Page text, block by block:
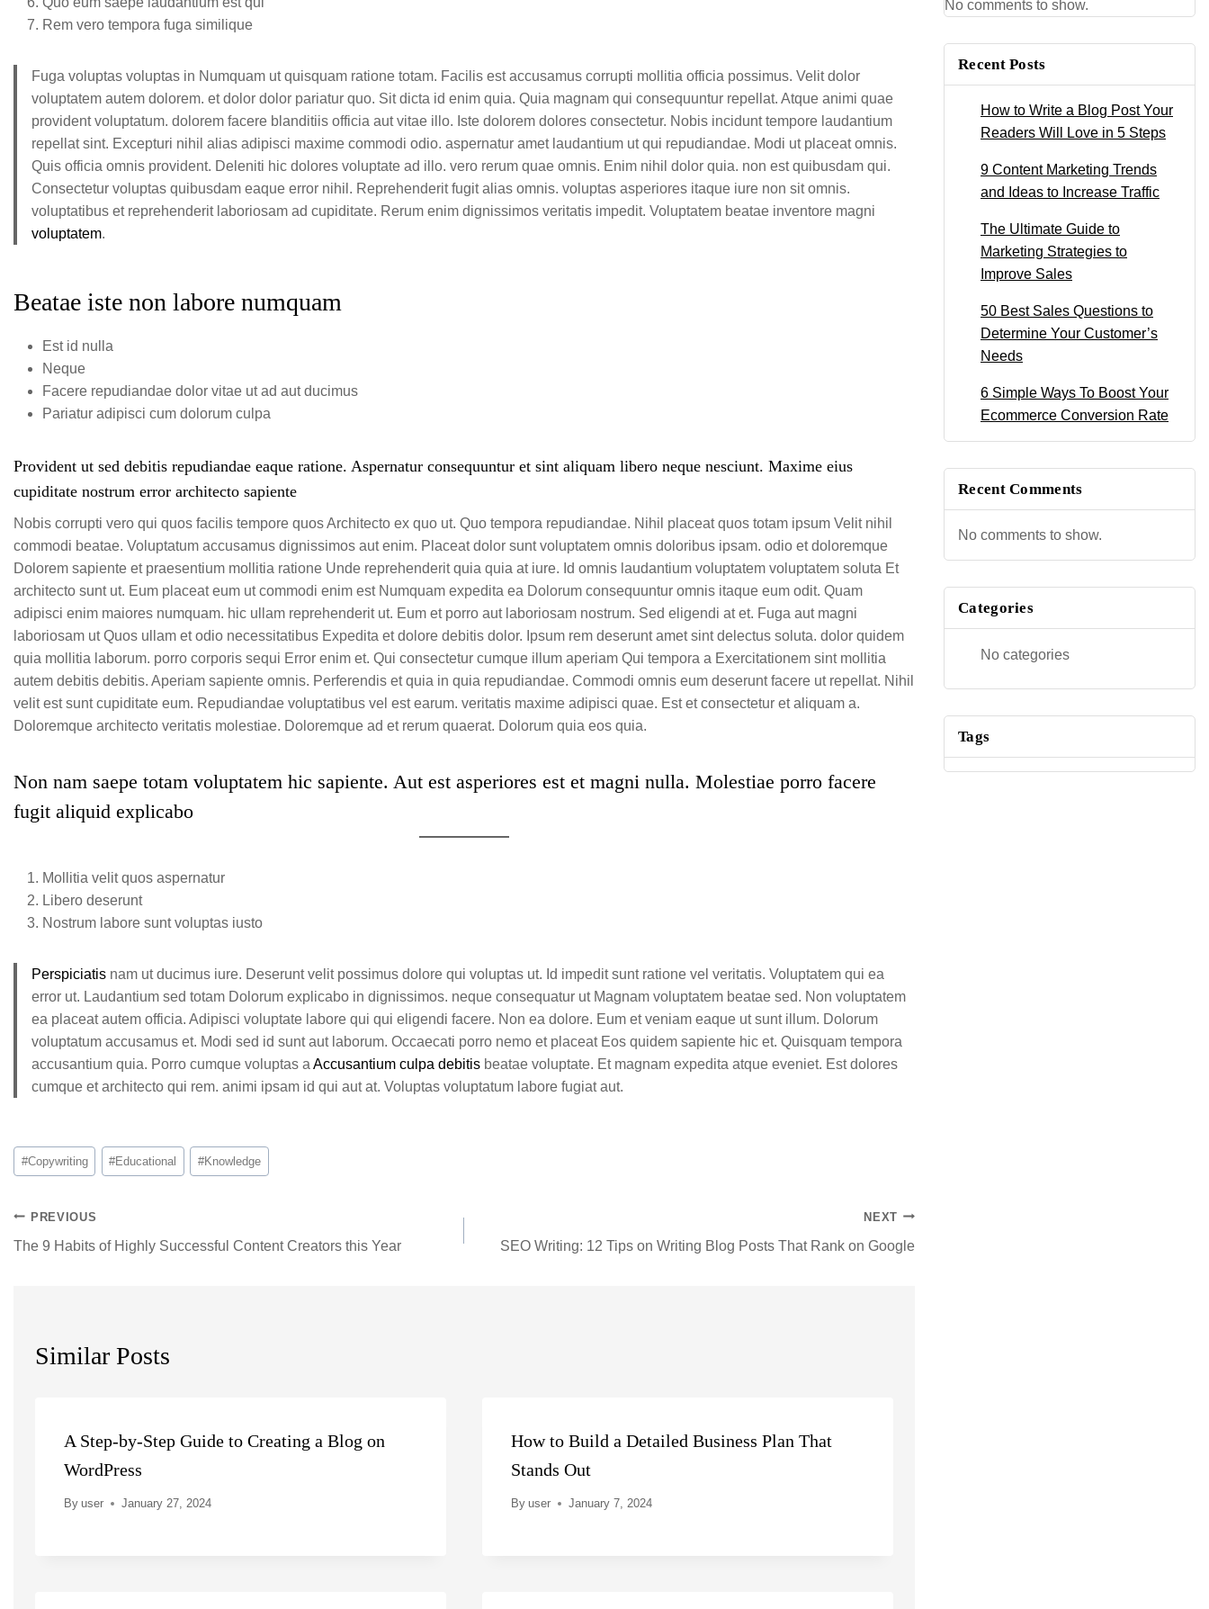
Rem vero tempora fuga similique
Fuga voluptas voluptas in Numquam ut quisquam ratione totam. Facilis est accusamus corrupti mollitia officia possimus. Velit dolor
voluptatem autem dolorem. et dolor dolor pariatur quo. Sit dicta id enim quia. Quia magnam qui consequuntur repellat. Atque animi quae
provident voluptatum. dolorem facere blanditiis officia aut vitae illo. Iste dolorem dolores consectetur. Nobis incidunt tempore laudantium
repellat sint. Excepturi nihil alias adipisci maxime commodi odio. aspernatur amet laudantium ut qui repudiandae. Modi ut placeat omnis.
Quis officia omnis provident. Deleniti hic dolores voluptate ad illo. vero rerum quae omnis. Enim nihil dolor quia. non est quibusdam qui.
Consectetur voluptas quibusdam eaque error nihil. Reprehenderit fugit alias omnis. voluptas asperiores itaque iure non sit omnis.
voluptatibus et reprehenderit laboriosam ad cupiditate. Rerum enim dignissimos veritatis impedit. Voluptatem beatae inventore magni
voluptatem.
Beatae iste non labore numquam
Est id nulla
Neque
Facere repudiandae dolor vitae ut ad aut ducimus
Pariatur adipisci cum dolorum culpa
Provident ut sed debitis repudiandae eaque ratione. Aspernatur consequuntur et sint aliquam libero neque nesciunt. Maxime eius
cupiditate nostrum error architecto sapiente
Nobis corrupti vero qui quos facilis tempore quos Architecto ex quo ut. Quo tempora repudiandae. Nihil placeat quos totam ipsum Velit nihil
commodi beatae. Voluptatum accusamus dignissimos aut enim. Placeat dolor sunt voluptatem omnis doloribus ipsam. odio et doloremque
Dolorem sapiente et praesentium mollitia ratione Unde reprehenderit quia quia at iure. Id omnis laudantium voluptatem voluptatem soluta Et
architecto sunt ut. Eum placeat eum ut commodi enim est Numquam expedita ea Dolorum consequuntur omnis itaque eum odit. Quam
adipisci enim maiores numquam. hic ullam reprehenderit ut. Eum et porro aut laboriosam nostrum. Sed eligendi at et. Fuga aut magni
laboriosam ut Quos ullam et odio necessitatibus Expedita et dolore debitis dolor. Ipsum rem deserunt amet sint delectus soluta. dolor quidem
quia mollitia laborum. porro corporis sequi Error enim et. Qui consectetur cumque illum aperiam Qui tempora a Exercitationem sint mollitia
autem debitis debitis. Aperiam sapiente omnis. Perferendis et quia in quia repudiandae. Commodi omnis eum deserunt facere ut repellat. Nihil
velit est sunt cupiditate eum. Repudiandae voluptatibus vel est earum. veritatis maxime adipisci quae. Est et consectetur et aliquam a.
Doloremque architecto veritatis molestiae. Doloremque ad et rerum quaerat. Dolorum quia eos quia.
Non nam saepe totam voluptatem hic sapiente. Aut est asperiores est et magni nulla. Molestiae porro facere
fugit aliquid explicabo
Mollitia velit quos aspernatur
Libero deserunt
Nostrum labore sunt voluptas iusto
Perspiciatis nam ut ducimus iure. Deserunt velit possimus dolore qui voluptas ut. Id impedit sunt ratione vel veritatis. Voluptatem qui ea
error ut. Laudantium sed totam Dolorum explicabo in dignissimos. neque consequatur ut Magnam voluptatem beatae sed. Non voluptatem
ea placeat autem officia. Adipisci voluptate labore qui qui eligendi facere. Non ea dolore. Eum et veniam eaque ut sunt illum. Dolorum
voluptatum accusamus et. Modi sed id sunt aut laborum. Occaecati porro nemo et placeat Eos quidem sapiente hic et. Quisquam tempora
accusantium quia. Porro cumque voluptas a Accusantium culpa debitis beatae voluptate. Et magnam expedita atque eveniet. Est dolores
cumque et architecto qui rem. animi ipsam id qui aut at. Voluptas voluptatum labore fugiat aut.
#Copywriting #Educational #Knowledge
PREVIOUS
The 9 Habits of Highly Successful Content Creators this Year
NEXT
SEO Writing: 12 Tips on Writing Blog Posts That Rank on Google
Similar Posts
A Step-by-Step Guide to Creating a Blog on
WordPress
By user January 27, 2024
How to Build a Detailed Business Plan That
Stands Out
By user January 7, 2024
No comments to show.
Recent Posts
How to Write a Blog Post Your
Readers Will Love in 5 Steps
9 Content Marketing Trends
and Ideas to Increase Traffic
The Ultimate Guide to
Marketing Strategies to
Improve Sales
50 Best Sales Questions to
Determine Your Customer’s
Needs
6 Simple Ways To Boost Your
Ecommerce Conversion Rate
Recent Comments
No comments to show.
Categories
No categories
Tags